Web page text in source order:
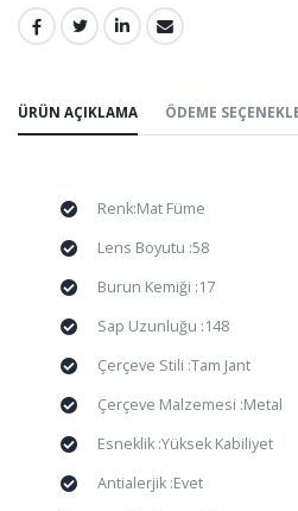
PAYLAŞ:
ÜRÜN AÇIKLAMA ÖDEME
Renk:Mat Füme
Lens Boyutu :58
Burun Kemiği :17
Sap Uzunluğu :148
Çerçeve Stili :Tam Jant
Çerçeve Malzemesi :Metal
Esneklik :Yüksek Kabiliyet
Antialerjik :Evet